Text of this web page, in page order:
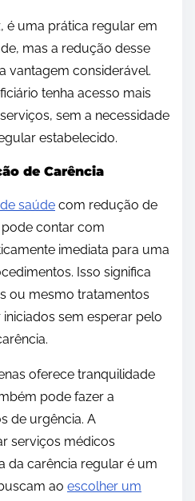
é uma prática regular em
mas a redução desse
vantagem considerável.
tenha acesso mais
sem a necessidade
estabelecido.
de Carência
saúde com redução de
contar com
imediata para uma
Isso significa
ou mesmo tratamentos
sem esperar pelo
oferece tranquilidade
pode fazer a
de urgência. A
serviços médicos
da carência regular é um
ao escolher um